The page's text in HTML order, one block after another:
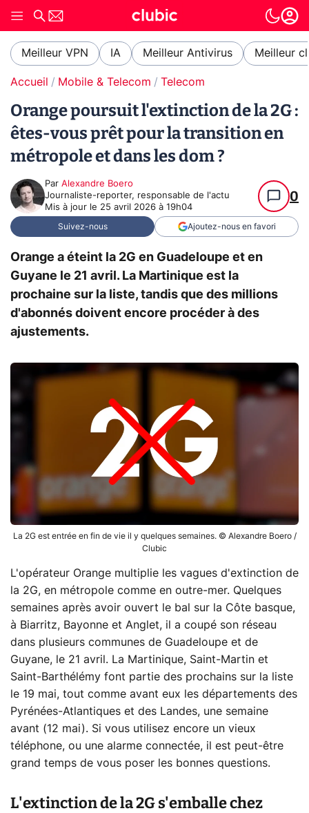
Meilleur VPN IA Meilleur Antivirus Meilleur
Accueil Mobile & Telecom Telecom
Orange poursuit l'extinction de la 2G :
êtes-vous prêt pour la transition en
métropole et dans les dom ?
Par Alexandre Boero
Journaliste-reporter, responsable de l'actu
Mis à jour le 25 avril 2026 à 19h04
0
Suivez-nous Ajoutez-nous en favori
Orange a éteint la 2G en Guadeloupe et en
Guyane le 21 avril. La Martinique est la
prochaine sur la liste, tandis que des millions
d'abonnés doivent encore procéder à des
ajustements.
La 2G est entrée en fin de vie il y quelques semaines. © Alexandre Boero /
Clubic
L'opérateur Orange multiplie les vagues d'extinction de
la 2G, en métropole comme en outre-mer. Quelques
semaines après avoir ouvert le bal sur la Côte basque,
à Biarritz, Bayonne et Anglet, il a coupé son réseau
dans plusieurs communes de Guadeloupe et de
Guyane, le 21 avril. La Martinique, Saint-Martin et
Saint-Barthélémy font partie des prochains sur la liste
le 19 mai, tout comme avant eux les départements des
Pyrénées-Atlantiques et des Landes, une semaine
avant (12 mai). Si vous utilisez encore un vieux
téléphone, ou une alarme connectée, il est peut-être
grand temps de vous poser les bonnes questions.
L'extinction de la 2G s'emballe chez